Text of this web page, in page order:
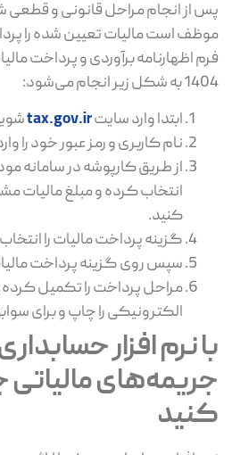
پس از انجام مراحل قانونی و قطعی
موظف است مالیات تعیین‌ شده را
فرم اظهارنامه برآوردی و پرداخت
1404 به شکل زیر انجام می‌شود:
ابتدا وارد سایتtax.gov.ir
نام کاربری و رمز عبور خود را
از طریق کارپوشه در سامانه
انتخاب کرده و مبلغ
کنید.
گزینه پرداخت مالیات را
سپس روی گزینه پرداخت
مراحل پرداخت را تکمیل کرده
الکترونیکی را چاپ و برای
با نرم ‌افزار
جریمه‌های
کنید